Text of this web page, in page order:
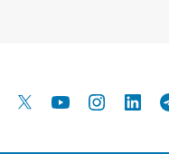
Facebook YouTube